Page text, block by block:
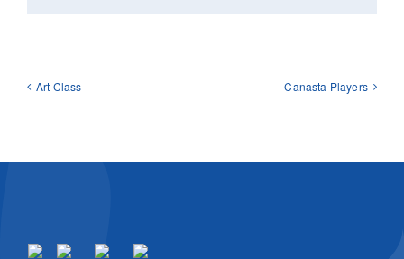
Art Class Canasta Players